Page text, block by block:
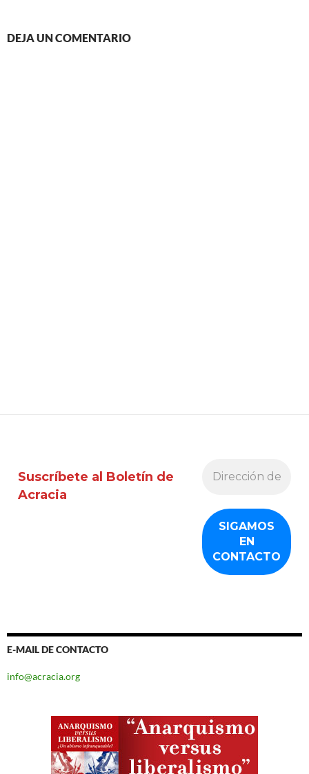
DEJA UN COMENTARIO
Suscríbete al Boletín de
Acracia
E-MAIL DE CONTACTO
info@acracia.org